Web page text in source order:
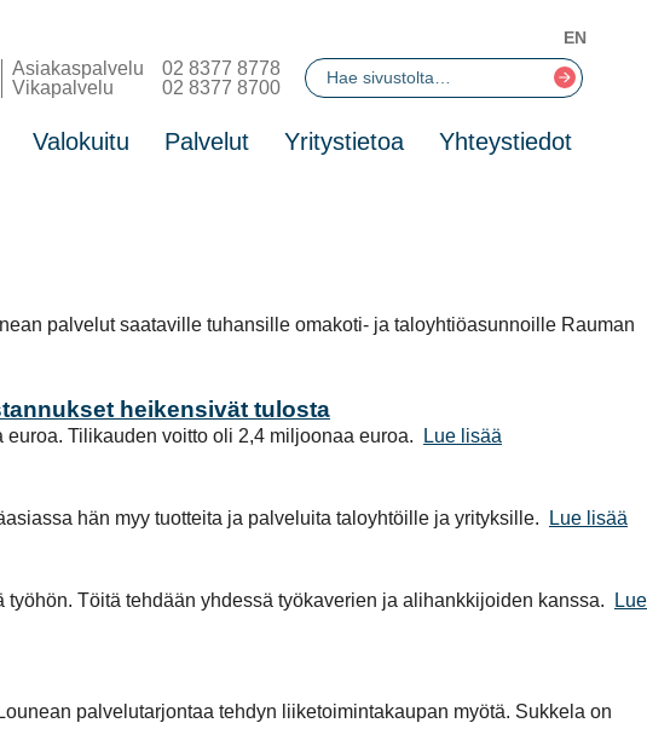
Asiakaspalvelu
02 8377 8778
Vikapalvelu
02 8377 8700
Valokuitu Palvelut Yritystietoa Yhteystiedot
EN
palvelut saataville tuhansille omakoti- ja taloyhtiöasunnoille Rauman
heikensivät tulosta
Tilikauden voitto oli 2,4 miljoonaa euroa.
Lue lisää
hän myy tuotteita ja palveluita taloyhtöille ja yrityksille.
Lue lisää
Töitä tehdään yhdessä työkaverien ja alihankkijoiden kanssa.
Lue
palvelutarjontaa tehdyn liiketoimintakaupan myötä. Sukkela on